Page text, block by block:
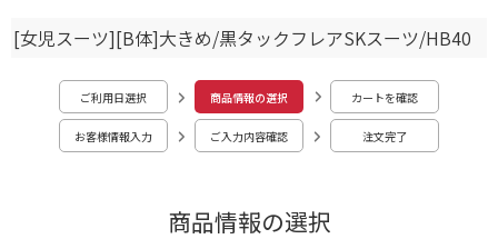
商品情報の選択
[女児スーツ][B体]大きめ/黒タックフレアSKスーツ/HB40
ご利用日選択 商品情報の選択 カートを確認
お客様情報入力 ご入力内容確認 注文完了